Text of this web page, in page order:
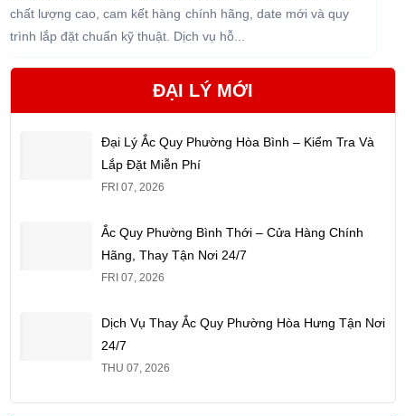
chất lượng cao, cam kết hàng chính hãng, date mới và quy
trình lắp đặt chuẩn kỹ thuật. Dịch vụ hỗ...
ĐẠI LÝ MỚI
Đại Lý Ắc Quy Phường Hòa Bình – Kiểm Tra Và
Lắp Đặt Miễn Phí
FRI 07, 2026
Ắc Quy Phường Bình Thới – Cửa Hàng Chính
Hãng, Thay Tận Nơi 24/7
FRI 07, 2026
Dịch Vụ Thay Ắc Quy Phường Hòa Hưng Tận Nơi
24/7
THU 07, 2026